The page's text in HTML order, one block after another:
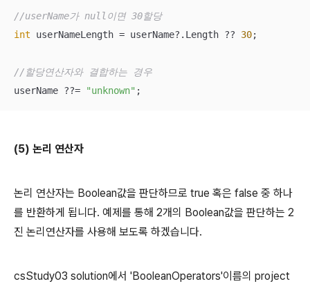
//userName가 null이면 30할당
int userNameLength = userName?.Length ?? 30;
//할당연산자와 결합하는 경우
userName ??=
"unknown" ;
(5) 논리 연산자
논리 연산자는 Boolean값을 판단하므로 true 혹은 false 중 하나
를 반환하게 됩니다. 예제를 통해 2개의 Boolean값을 판단하는 2
진 논리연산자를 사용해 보도록 하겠습니다.
csStudy03 solution에서 'BooleanOperators'이름의 project